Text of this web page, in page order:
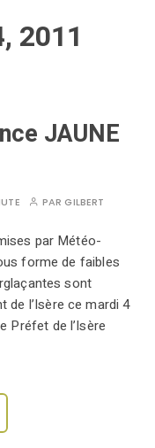
2011
JAUNE
PARGILBERT
par Météo-
forme de faibles
sont
de l’Isère ce mardi 4
Préfet de l’Isère